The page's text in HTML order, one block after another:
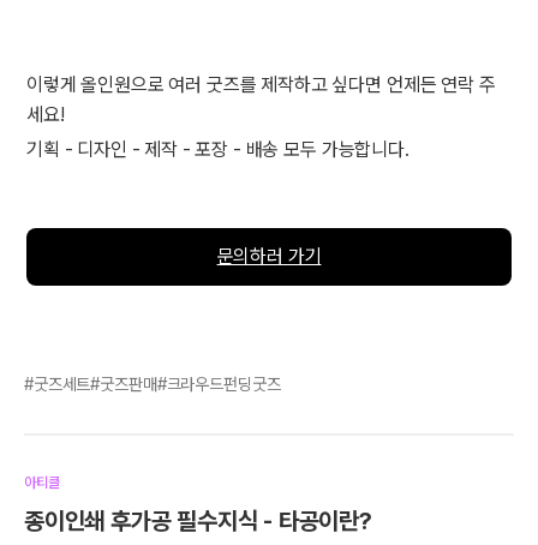
이렇게 올인원으로 여러 굿즈를 제작하고 싶다면 언제든 연락 주
세요!
기획 - 디자인 - 제작 - 포장 - 배송 모두 가능합니다.
문의하러 가기
굿즈세트 굿즈판매 크라우드펀딩굿즈
아티클
종이인쇄 후가공 필수지식 - 타공이란?